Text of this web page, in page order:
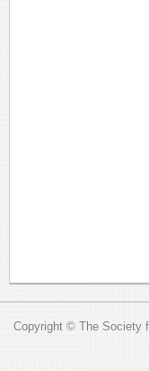
Copyright © The Society